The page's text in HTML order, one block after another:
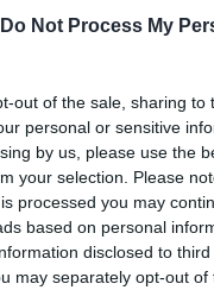
Do Not Process My
out of the sale, sharing to
personal or sensitive
by us, please use the
your selection. Please
processed you may
based on personal
disclosed to
may separately opt-out of